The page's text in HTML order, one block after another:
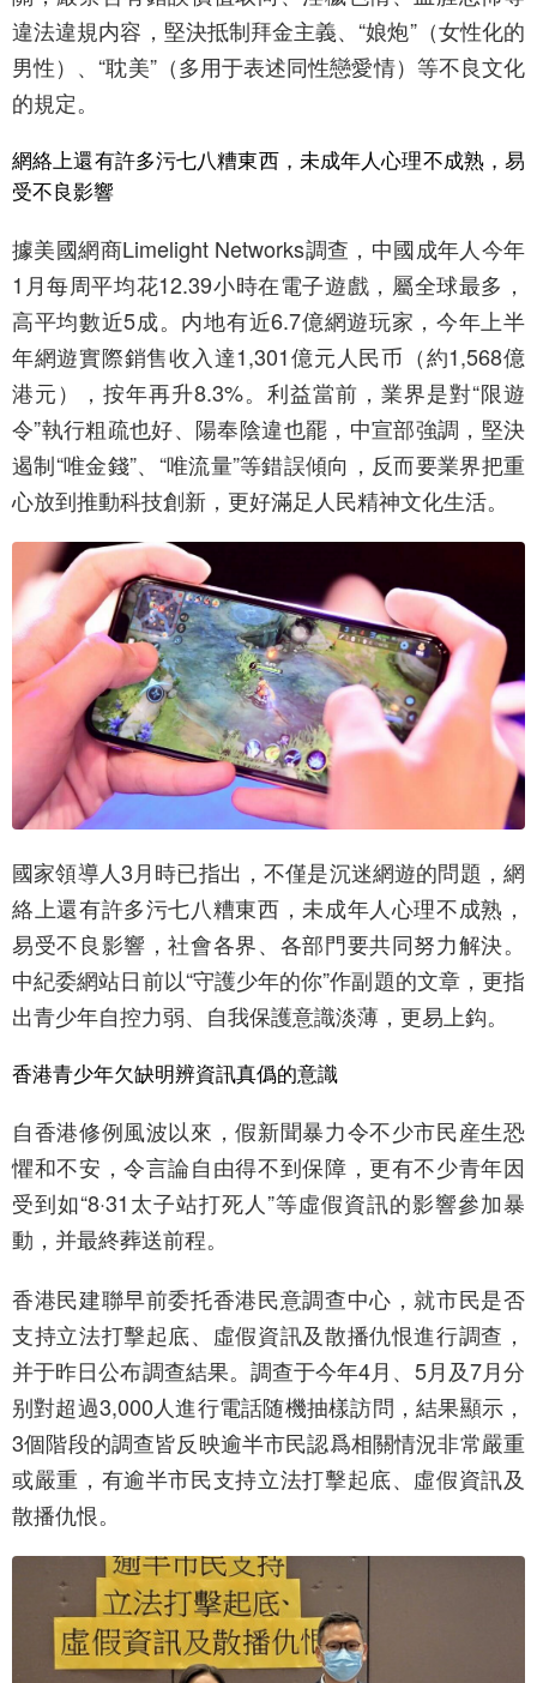
違法違規内容，堅決抵制拜金主義、“娘炮”（女性化的
男性）、“耽美”（多用于表述同性戀愛情）等不良文化
的規定。
網絡上還有許多污七八糟東西，未成年人心理不成熟，易
受不良影響
據美國網商Limelight Networks調查，中國成年人今年
1月每周平均花12.39小時在電子遊戲，屬全球最多，
高平均數近5成。内地有近6.7億網遊玩家，今年上半
年網遊實際銷售收入達1,301億元人民币（約1,568億
港元），按年再升8.3%。利益當前，業界是對“限遊
令”執行粗疏也好、陽奉陰違也罷，中宣部強調，堅決
遏制“唯金錢”、“唯流量”等錯誤傾向，反而要業界把重
心放到推動科技創新，更好滿足人民精神文化生活。
國家領導人3月時已指出，不僅是沉迷網遊的問題，網
絡上還有許多污七八糟東西，未成年人心理不成熟，
易受不良影響，社會各界、各部門要共同努力解決。
中紀委網站日前以“守護少年的你”作副題的文章，更指
出青少年自控力弱、自我保護意識淡薄，更易上鈎。
香港青少年欠缺明辨資訊真僞的意識
自香港修例風波以來，假新聞暴力令不少市民産生恐
懼和不安，令言論自由得不到保障，更有不少青年因
受到如“8·31太子站打死人”等虛假資訊的影響參加暴
動，并最終葬送前程。
香港民建聯早前委托香港民意調查中心，就市民是否
支持立法打擊起底、虛假資訊及散播仇恨進行調查，
并于昨日公布調查結果。調查于今年4月、5月及7月分
别對超過3,000人進行電話随機抽樣訪問，結果顯示，
3個階段的調查皆反映逾半市民認爲相關情況非常嚴重
或嚴重，有逾半市民支持立法打擊起底、虛假資訊及
散播仇恨。